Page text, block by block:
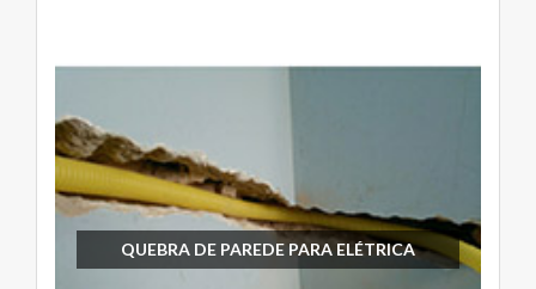
QUEBRA DE PAREDE PARA ELÉTRICA